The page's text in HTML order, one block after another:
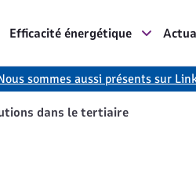
Efficacité énergétique
sommes aussi présents sur
dans le tertiaire